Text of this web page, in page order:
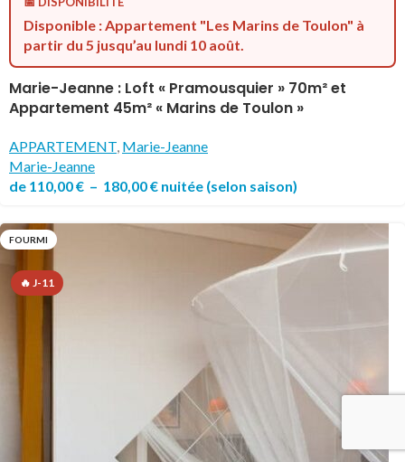
Disponible : Appartement "Les Marins de Toulon" à
partir du 5 jusqu’au lundi 10 août.
Marie-Jeanne : Loft « Pramousquier » 70m² et
Appartement 45m² « Marins de Toulon »
APPARTEMENT Marie-Jeanne
Marie-Jeanne
de 110,00€ – 180,00€ nuitée (selon saison)
🔥 J-11
FOURMI